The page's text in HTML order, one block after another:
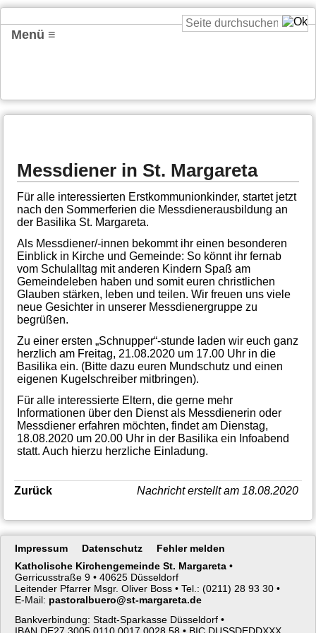
Menü ≡
Messdiener in St. Margareta
Für alle interessierten Erstkommunionkinder, startet jetzt
nach den Sommerferien die Messdienerausbildung an
der Basilika St. Margareta.
Als Messdiener/-innen bekommt ihr einen besonderen
Einblick in Kirche und Gemeinde: So könnt ihr fernab
vom Schulalltag mit anderen Kindern Spaß am
Gemeindeleben haben und somit euren christlichen
Glauben stärken, leben und teilen. Wir freuen uns viele
neue Gesichter in unserer Messdienergruppe zu
begrüßen.
Zu einer ersten „Schnupper“-stunde laden wir euch ganz
herzlich am Freitag, 21.08.2020 um 17.00 Uhr in die
Basilika ein. (Bitte dazu euren Mundschutz und einen
eigenen Kugelschreiber mitbringen).
Für alle interessierte Eltern, die gerne mehr
Informationen über den Dienst als Messdienerin oder
Messdiener erfahren möchten, findet am Dienstag,
18.08.2020 um 20.00 Uhr in der Basilika ein Infoabend
statt. Auch hierzu herzliche Einladung.
Nachricht erstellt am 18.08.2020
Zurück
Navigation
Impressum Datenschutz
Fehler melden
Katholische Kirchengemeinde St. Margareta •
Gerricusstraße 9 • 40625 Düsseldorf
Leitender Pfarrer Msgr. Oliver Boss • Tel.: (0211) 28 93 30 •
E-Mail: pastoralbuero@st-margareta.de
Bankverbindung: Stadt-Sparkasse Düsseldorf •
IBAN DE27 3005 0110 0017 0028 58 • BIC DUSSDEDDXXX